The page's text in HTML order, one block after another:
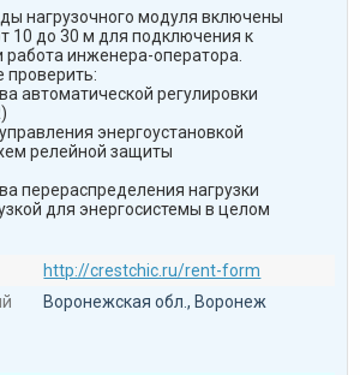
нагрузочного модуля включены
10 до 30 м для подключения к
работа инженера-оператора.
автоматической регулировки
энергоустановкой
релейной защиты
перераспределения нагрузки
для энергосистемы в целом
http://crestchic.ru/rent-form
Воронежская обл., Воронеж